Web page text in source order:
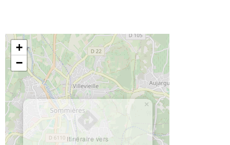
Itinéraire vers
×
+
−